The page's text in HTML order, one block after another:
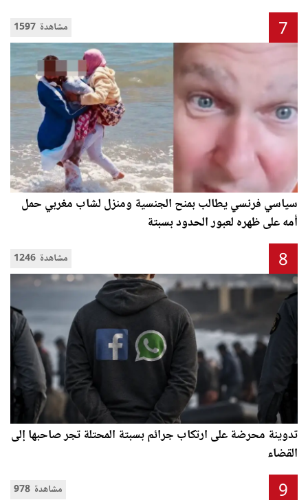
1597 مشاهدة 7
سياسي فرنسي يطالب بمنح الجنسية ومنزل لشاب مغربي حمل
أمه على ظهره لعبور الحدود بسبتة
1246 مشاهدة 8
تدوينة محرضة على ارتكاب جرائم بسبتة المحتلة تجر صاحبها إلى
القضاء
978 مشاهدة 9